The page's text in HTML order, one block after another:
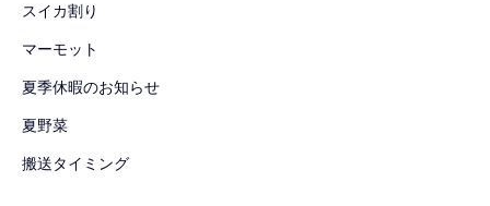
スイカ割り
マーモット
夏季休暇のお知らせ
夏野菜
搬送タイミング